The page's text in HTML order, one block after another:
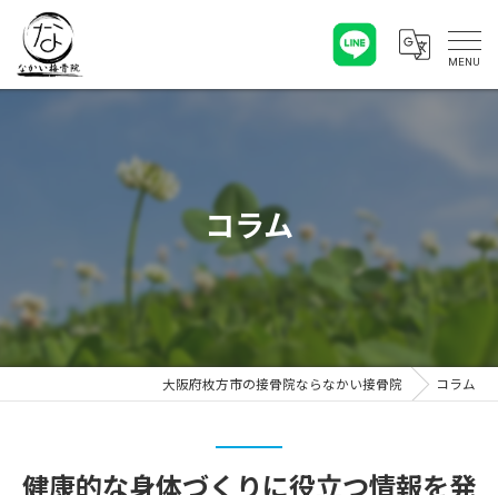
コラム
大阪府枚方市の接骨院ならなかい接骨院 コラム
健康的な身体づくりに役立つ情報を発